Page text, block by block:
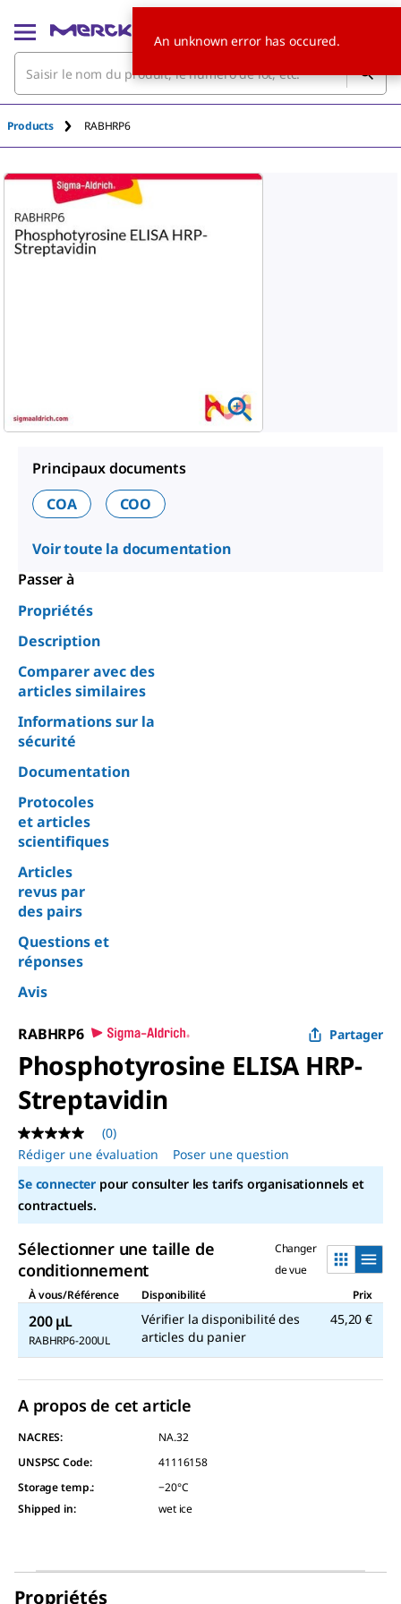
Products RABHRP6
Principaux documents
COA
COO
Voir toute la documentation
Passer à
Propriétés
Description
Comparer avec des
articles similaires
Informations sur la
sécurité
Documentation
Protocoles
et articles
scientifiques
Articles
revus par
des pairs
Questions et
réponses
Avis
RABHRP6 Partager
Phosphotyrosine ELISA HRP-
Streptavidin
Aucune
valeur
de
notation
Lien
sur
la
même
page.
(0)
Rédiger une évaluation
Poser une question
Se connecter pour consulter les tarifs organisationnels et
contractuels.
Sélectionner une taille de
conditionnement
Changer
de vue
À vous/Référence
Disponibilité Prix
200 μL
RABHRP6-200UL
Vérifier la disponibilité des
articles du panier
45,20 €
A propos de cet article
NACRES:
NA.32
UNSPSC Code:
41116158
Storage temp.:
−20°C
Shipped in: wet ice
Propriétés
An unknown error has occured.